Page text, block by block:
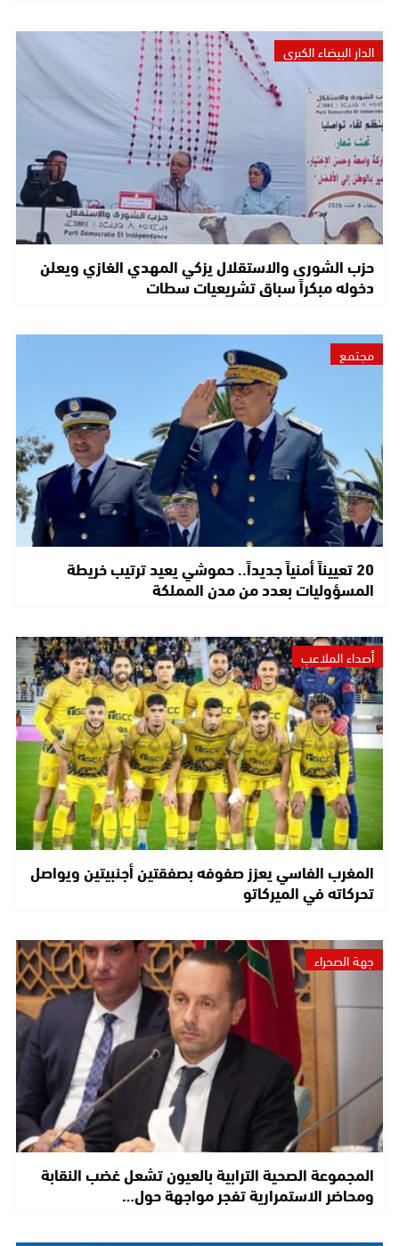
الدار البيضاء الكبرى
حزب الشورى والاستقلال يزكي المهدي الغازي ويعلن
دخوله مبكراً سباق تشريعيات سطات
مجتمع
20 تعييناً أمنياً جديداً.. حموشي يعيد ترتيب خريطة
المسؤوليات بعدد من مدن المملكة
أصداء الملاعب
المغرب الفاسي يعزز صفوفه بصفقتين أجنبيتين ويواصل
تحركاته في الميركاتو
جهة الصحراء
المجموعة الصحية الترابية بالعيون تشعل غضب النقابة
ومحاضر الاستمرارية تفجر مواجهة حول…